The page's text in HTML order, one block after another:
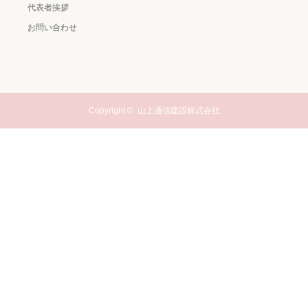
代表者挨拶
お問い合わせ
Copyright © 山上通信建設株式会社